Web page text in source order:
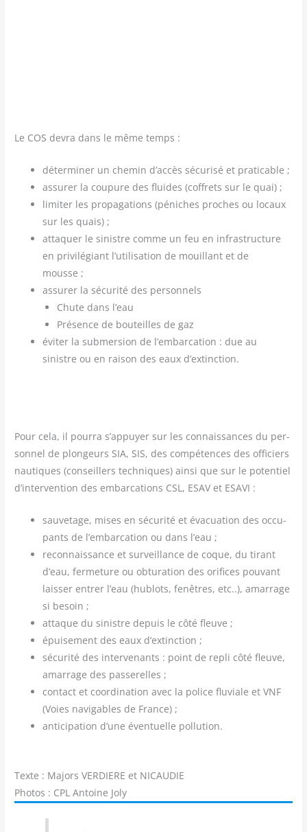
Le COS devra dans le même temps :
déter­mi­ner un che­min d’accès sécu­ri­sé et praticable ;
assu­rer la cou­pure des fluides (cof­frets sur le quai) ;
limi­ter les pro­pa­ga­tions (péniches proches ou locaux
sur les quais) ;
atta­quer le sinistre comme un feu en infra­struc­ture
en pri­vi­lé­giant l’utilisation de mouillant et de
mousse ;
assu­rer la sécu­ri­té des personnels
Chute dans l’eau
Pré­sence de bou­teilles de gaz
évi­ter la sub­mer­sion de l’embarcation : due au
sinistre ou en rai­son des eaux d’extinction.
Pour cela, il pour­ra s’appuyer sur les connais­sances du per­
son­nel de plon­geurs SIA, SIS, des com­pé­tences des offi­ciers
nau­tiques (conseillers tech­niques) ain­si que sur le poten­tiel
d’intervention des embar­ca­tions CSL, ESAV et ESAVI :
sau­ve­tage, mises en sécu­ri­té et éva­cua­tion des occu­
pants de l’embarcation ou dans l’eau ;
recon­nais­sance et sur­veillance de coque, du tirant
d’eau, fer­me­ture ou obtu­ra­tion des ori­fices pou­vant
lais­ser entrer l’eau (hublots, fenêtres, etc..), amar­rage
si besoin ;
attaque du sinistre depuis le côté fleuve ;
épui­se­ment des eaux d’extinction ;
sécu­ri­té des inter­ve­nants : point de repli côté fleuve,
amar­rage des passerelles ;
contact et coor­di­na­tion avec la police flu­viale et VNF
(Voies navi­gables de France) ;
anti­ci­pa­tion d’une éven­tuelle pollution.
Texte : Majors VERDIERE et NICAUDIE
Photos : CPL Antoine Joly